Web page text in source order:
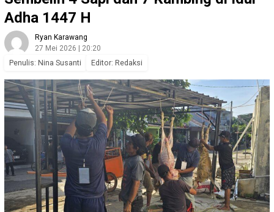
Adha 1447 H
Ryan Karawang
27 Mei 2026 | 20:20
Penulis: Nina Susanti Editor: Redaksi